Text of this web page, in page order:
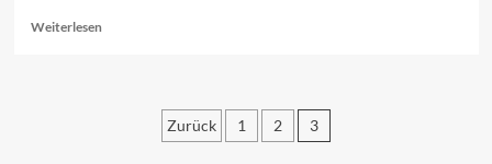
WeiterlesenRead
Zurück 1 2 3